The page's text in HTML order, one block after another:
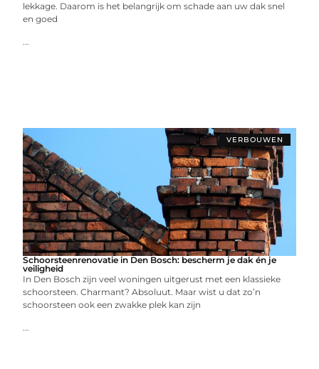
lekkage. Daarom is het belangrijk om schade aan uw dak snel
en goed
...
VERBOUWEN
Schoorsteenrenovatie in Den Bosch: bescherm je dak én je
veiligheid
In Den Bosch zijn veel woningen uitgerust met een klassieke
schoorsteen. Charmant? Absoluut. Maar wist u dat zo’n
schoorsteen ook een zwakke plek kan zijn
...